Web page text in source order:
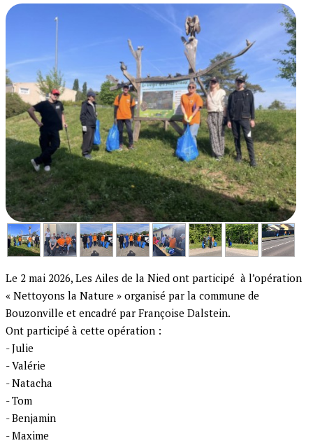
Le 2 mai 2026, Les Ailes de la Nied ont participé à l’opération
« Nettoyons la Nature » organisé par la commune de
Bouzonville et encadré par Françoise Dalstein.
Ont participé à cette opération :
- Julie
- Valérie
- Natacha
- Tom
- Benjamin
- Maxime